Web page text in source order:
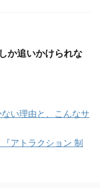
か追いかけられな
い理由と、こんなサ
アトラクション 制